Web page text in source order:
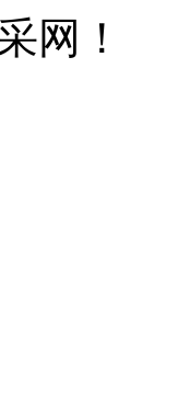
网！